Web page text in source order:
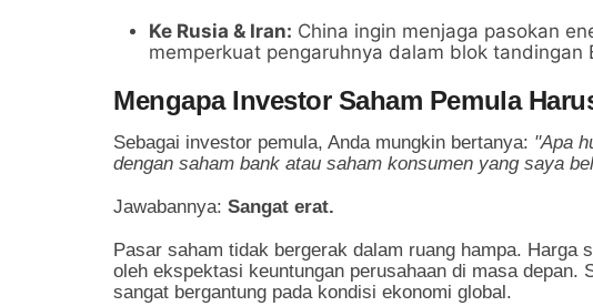
Ke Rusia & Iran: China ingin menjaga pasokan
memperkuat pengaruhnya dalam blok tandingan
Mengapa Investor Saham Pemula
Sebagai investor pemula, Anda mungkin bertanya: "Apa
dengan saham bank atau saham konsumen yang saya
Jawabannya: Sangat erat.
Pasar saham tidak bergerak dalam ruang hampa. Harga
oleh ekspektasi keuntungan perusahaan di masa depan.
sangat bergantung pada kondisi ekonomi global.